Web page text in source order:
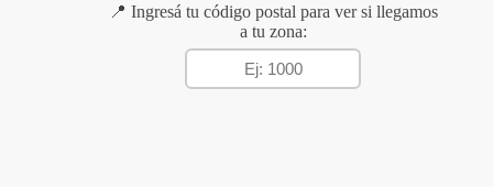
📍 Ingresá tu código postal para ver si llegamos
a tu zona: